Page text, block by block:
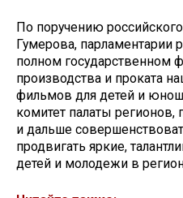
По поручению
Гумерова, парламентарии
полном государственном
производства и проката
фильмов для детей и
комитет палаты регионов,
и дальше
продвигать яркие,
детей и молодежи в